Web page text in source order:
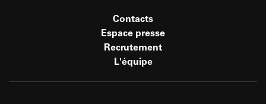
Contacts
Espace presse
Recrutement
L'équipe